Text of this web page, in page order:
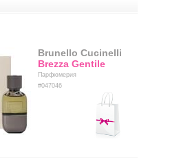
Brunello Cucinelli
Brezza Gentile
Парфюмерия
#047046